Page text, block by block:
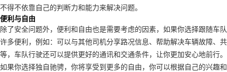
不得不依靠自己的判断力和能力来解决问题。
便利与自由
除了安全问题外，便利和自由也是需要考虑的因素，如果你选择跟随车
许多便利，例如：可以与其他司机分享路况信息、帮助解决车辆故障、
等，车队行驶还可以提供更好的通讯和交通条件，让你更加安心地前行。
如果你选择独自驰骋，你将享受到更多的自由，你可以根据自己的兴趣